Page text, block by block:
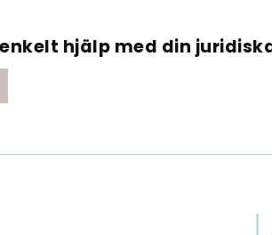
hjälp med din